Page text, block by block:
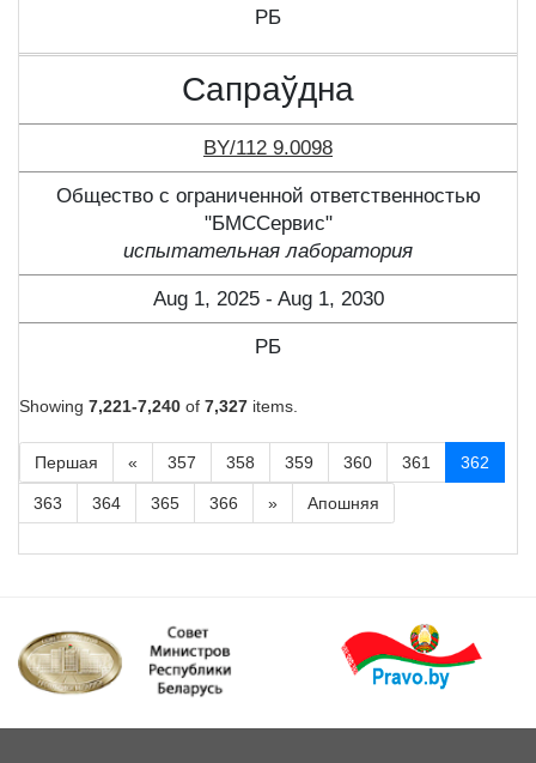
РБ
Сапраўдна
BY/112 9.0098
Общество с ограниченной ответственностью
"БМССервис"
испытательная лаборатория
Aug 1, 2025 - Aug 1, 2030
РБ
Showing 7,221-7,240 of 7,327 items.
Першая « 357 358 359 360 361 362
363 364 365 366 » Апошняя